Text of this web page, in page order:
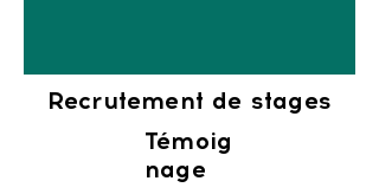
Recrutement de stages
Témoig
nage